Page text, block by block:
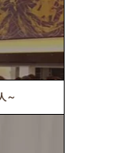
～